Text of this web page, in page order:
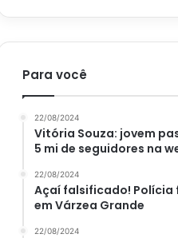
Para você
22/08/2024
Vitória Souza: jovem
5 mi de seguidores na
22/08/2024
Açaí falsificado! Polícia
em Várzea Grande
22/08/2024